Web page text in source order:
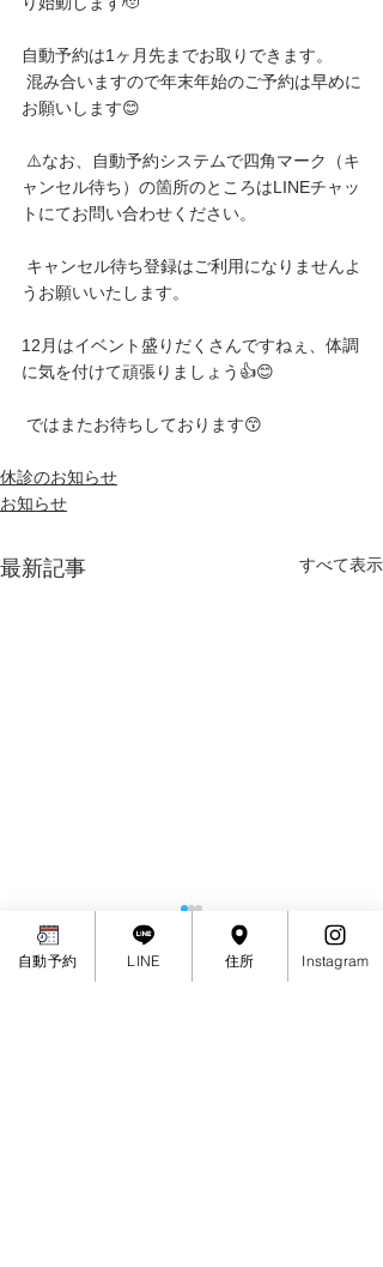
自動予約は1ヶ月先までお取りできます。
お願いします😊
ャンセル待ち）の箇所のところはLINEチャッ
トにてお問い合わせください。
うお願いいたします。
12月はイベント盛りだくさんですねぇ、体調
に気を付けて頑張りましょう👍😊
ではまたお待ちしております😙
休診のお知らせ
お知らせ
最新記事 すべて表示
令和8年4月のお休みと臨
時営業について
自動予約 LINE 住所 Instagram